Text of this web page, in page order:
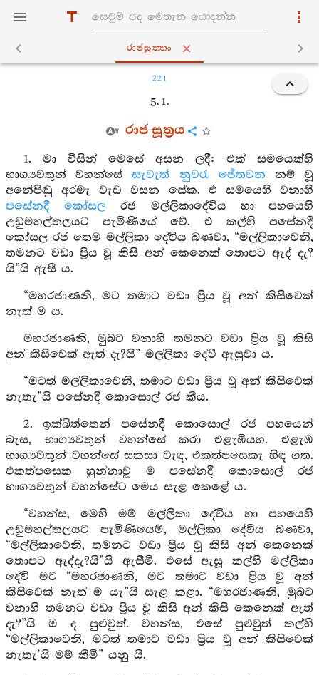
රාජසුත‍්තං
221
5. 1.
රාජ සූත්‍රය
1. මා විසින් මෙසේ අසන ලදී: එක් සමයෙක්හි
භාග්‍යවතුන් වහන්සේසැවැත් නුවරැ ජේතවන නම් වූ
අනේපිඬු අරමැ වැඩ වසන සේක. එ සමයෙහි වනාහි
පසේනදී කෝසල රජ මල්ලිකාදේවිය හා පහයෙහි
උඩුමහල්තලයට පැමිණියේ වේ. එ කල්හි පසේනදී
කෝසල රජ තෙම මල්ලිකා දේවිය බණවා, “මල්ලිකාවෙනි,
තමනට වඩා ප්‍රිය වූ කිසි අන් කෙනෙක් තොපට ඇද් දැ?
යි”යි ඇසී ය.
“මහරජාණනි, මට තමාට වඩා ප්‍රිය වූ අන් කිසිවෙක්
නැත් ම ය.
මහරජාණනි, මුබට වනාහි තමනට වඩා ප්‍රිය වූ කිසි
අන් කිසිවෙක් ඇත් දැ?යි” මල්ලිකා දේවී ඇසුවා ය.
“මටත් මල්ලිකාවෙනි, තමාට වඩා ප්‍රිය වූ අන් කිසිවෙක්
නැතැ”යි පසේනදී කොසොල් රජ කීය.
2. ඉක්බිත්තෙන් පසේනදී කොසොල් රජ පහයෙන්
බැස, භාග්‍යවතුන් වහන්සේ කරා එළැඹියහ. එළැඹ
භාග්‍යවතුන් වහන්සේ සකසා වැඳ, එකත්පසෙකැ හිඳ ගත.
එකත්පසෙක හුන්නාවූ ම පසේනදී කොසොල් රජ
භාග්‍යවතුන් වහන්සේට මෙය සැළ කෙළේ ය.
“වහන්ස, මෙහි මම් මල්ලිකා දේවිය හා පහයෙහි
උඩුමහල්තලයට පැමිණියෙම්, මල්ලිකා දේවිය බණවා,
“මල්ලිකාවෙනි, තමනට වඩා ප්‍රිය වූ කිසි අන් කෙනෙක්
තොපට ඇද්දැ?යි”යි ඇසීමි. එසේ ඇසූ කල්හි මල්ලිකා
දේවි මට “මහරජාණනි, මට තමාට වඩා ප්‍රිය වූ අන්
කිසිවෙක් නැත් ම යැ”යි සැළ කළා. “මහරජාණනි, මුබට
වනාහි තමනට වඩා ප්‍රිය වූ කිසි අන් කිසි කෙනෙක් ඇත්
දැ?”යි ඔ ද පුළුවුත්. වහන්ස, එසේ පුළුවුත් කල්හි
“මල්ලිකාවෙනි, මටත් තමාට වඩා ප්‍රිය වූ අන් කිසිවෙක්
නැතැ’යි මම් කීමි” යනු යි.